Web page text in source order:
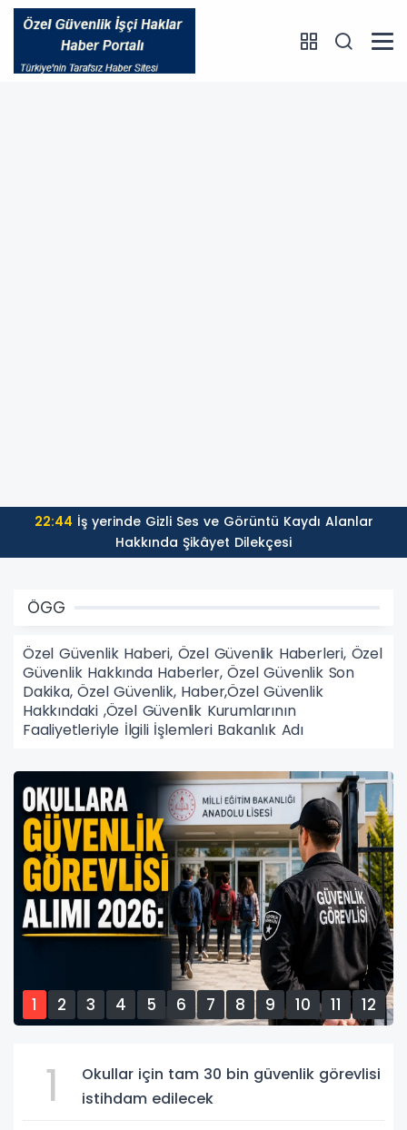
22:44
Hakkında Şikâyet Dilekçesi
ÖGG
Özel Güvenlik Haberi, Özel Güvenlik Haberleri, Özel
Güvenlik Hakkında Haberler, Özel Güvenlik Son
Dakika, Özel Güvenlik, Haber,Özel Güvenlik
Hakkındaki ,Özel Güvenlik Kurumlarının
Faaliyetleriyle İlgili İşlemleri Bakanlık Adı
1 2 3 4 5 6 7 8 9 10 11
12
1
Okullar için tam 30 bin güvenlik görevlisi
istihdam edilecek